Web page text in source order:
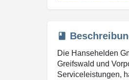
Die Hansehelden
Greifswald und
Serviceleistungen,